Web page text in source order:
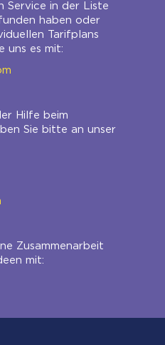
Service in der Liste
haben oder
Tarifplans
uns es mit:
Hilfe beim
Sie bitte an unser
Zusammenarbeit
mit: